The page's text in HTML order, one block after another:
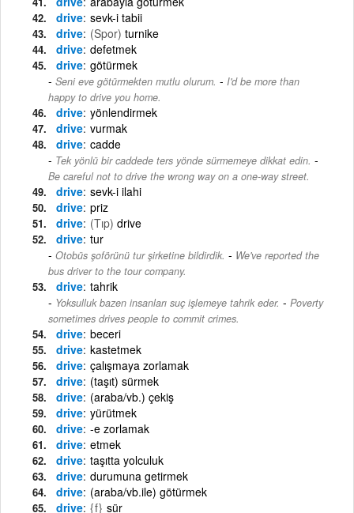
drive sevk-i tabii
drive (Spor) turnike
drive defetmek
drive götürmek
Seni eve götürmekten mutlu olurum. - I'd be more than
happy to drive you home.
drive yönlendirmek
drive vurmak
drive cadde
Tek yönlü bir caddede ters yönde sürmemeye dikkat edin. -
Be careful not to drive the wrong way on a one-way street.
drive sevk-i ilahi
drive priz
drive (Tıp) drive
drive tur
Otobüs şoförünü tur şirketine bildirdik. - We've reported the
bus driver to the tour company.
drive tahrik
Yoksulluk bazen insanları suç işlemeye tahrik eder. - Poverty
sometimes drives people to commit crimes.
drive beceri
drive kastetmek
drive çalışmaya zorlamak
drive (taşıt) sürmek
drive (araba/vb.) çekiş
drive yürütmek
drive -e zorlamak
drive etmek
drive taşıtta yolculuk
drive durumuna getirmek
drive (araba/vb.ile) götürmek
drive {f} sür